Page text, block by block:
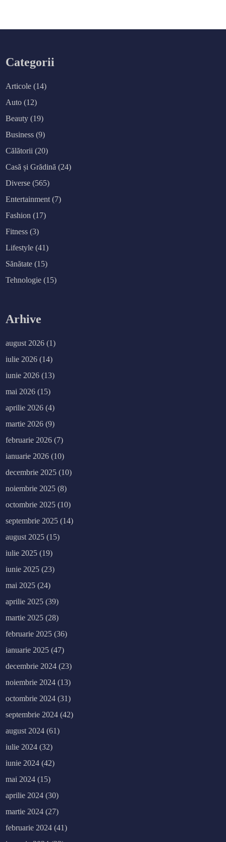
Categorii
Articole (14)
Auto (12)
Beauty (19)
Business (9)
Călătorii (20)
Casă și Grădină (24)
Diverse (565)
Entertainment (7)
Fashion (17)
Fitness (3)
Lifestyle (41)
Sănătate (15)
Tehnologie (15)
Arhive
august 2026 (1)
iulie 2026 (14)
iunie 2026 (13)
mai 2026 (15)
aprilie 2026 (4)
martie 2026 (9)
februarie 2026 (7)
ianuarie 2026 (10)
decembrie 2025 (10)
noiembrie 2025 (8)
octombrie 2025 (10)
septembrie 2025 (14)
august 2025 (15)
iulie 2025 (19)
iunie 2025 (23)
mai 2025 (24)
aprilie 2025 (39)
martie 2025 (28)
februarie 2025 (36)
ianuarie 2025 (47)
decembrie 2024 (23)
noiembrie 2024 (13)
octombrie 2024 (31)
septembrie 2024 (42)
august 2024 (61)
iulie 2024 (32)
iunie 2024 (42)
mai 2024 (15)
aprilie 2024 (30)
martie 2024 (27)
februarie 2024 (41)